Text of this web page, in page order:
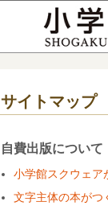
サイトマップ
自費出版について
小学館スクウェア
文字主体の本がつ